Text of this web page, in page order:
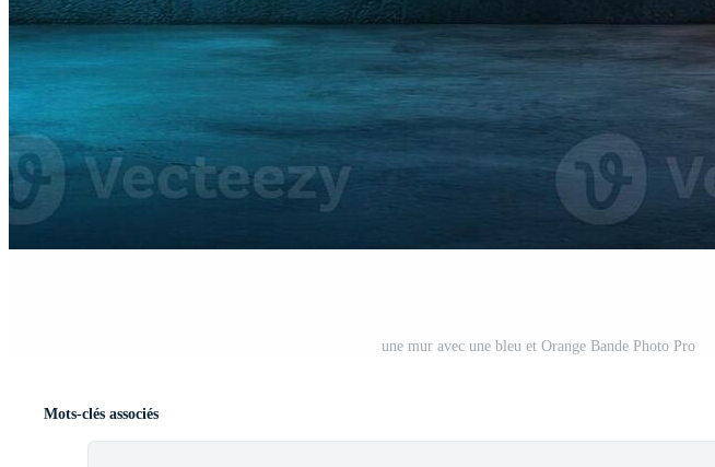
une mur avec une bleu et Orange Bande Photo Pro
Mots-clés associés